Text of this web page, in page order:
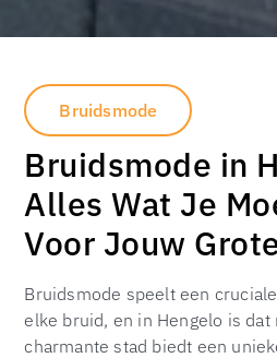
Bruidsmode
Bruidsmode in
Alles Wat Je
Voor Jouw
Bruidsmode speelt een
elke bruid, en in Hengelo is dat
charmante stad biedt een